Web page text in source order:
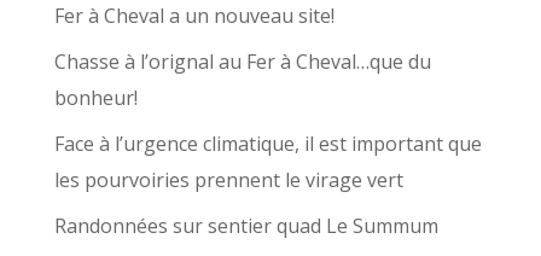
Fer à Cheval a un nouveau site!
Chasse à l’orignal au Fer à Cheval…que du
bonheur!
Face à l’urgence climatique, il est important que
les pourvoiries prennent le virage vert
Randonnées sur sentier quad Le Summum